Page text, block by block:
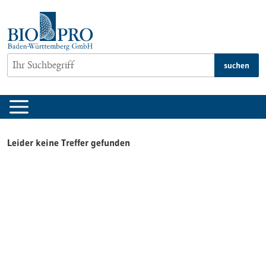
springen
suchen
Leider keine Treffer gefunden